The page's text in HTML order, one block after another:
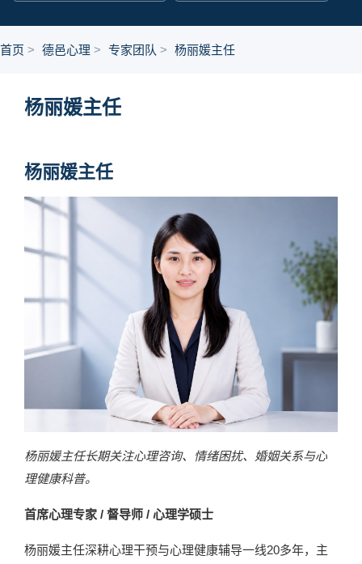
首页 德邑心理 专家团队 杨丽媛主任
杨丽媛主任
杨丽媛主任
杨丽媛主任长期关注心理咨询、情绪困扰、婚姻关系与心
理健康科普。
首席心理专家 / 督导师 / 心理学硕士
杨丽媛主任深耕心理干预与心理健康辅导一线20多年，主